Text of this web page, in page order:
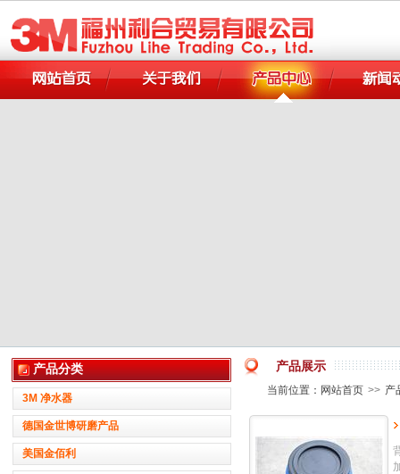
产品分类
3M 净水器
德国金世博研磨产品
美国金佰利
产品展示
当前位置： 网站首页 >> 产